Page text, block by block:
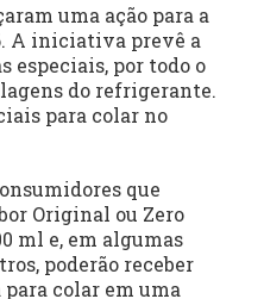
uma ação para a
A iniciativa prevê a
especiais, por todo o
do refrigerante.
para colar no
que
Original ou Zero
ml e, em algumas
poderão receber
colar em uma